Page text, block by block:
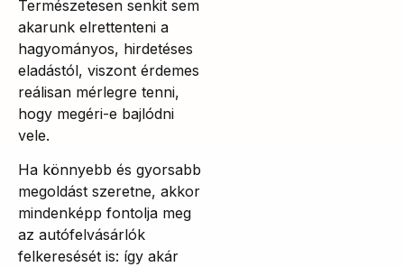
Természetesen senkit sem
akarunk elrettenteni a
hagyományos, hirdetéses
eladástól, viszont érdemes
reálisan mérlegre tenni,
hogy megéri-e bajlódni
vele.
Ha könnyebb és gyorsabb
megoldást szeretne, akkor
mindenképp fontolja meg
az autófelvásárlók
felkeresését is: így akár